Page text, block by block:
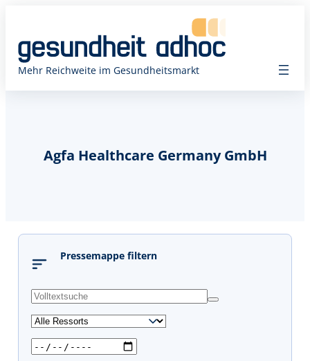
Mehr Reichweite im Gesundheitsmarkt
Agfa Healthcare Germany GmbH
Pressemappe filtern
s